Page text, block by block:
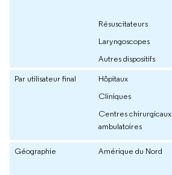
Résuscitateurs
Laryngoscopes
Autres dispositifs
Par utilisateur final
Hôpitaux
Cliniques
Centres chirurgicaux
ambulatoires
Géographie Amérique du Nord